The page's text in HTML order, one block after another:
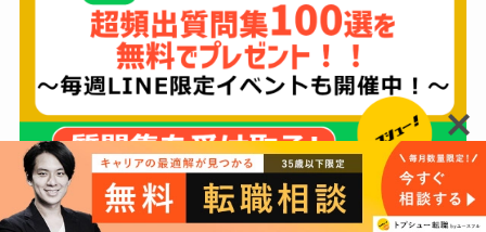
[st-mybutton class=”” url=”https://landing.lineml.jp/r/1656137876-